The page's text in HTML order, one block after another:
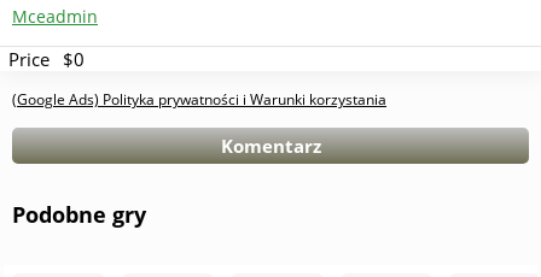
Mceadmin
Price $0
(Google Ads) Polityka prywatności i Warunki korzystania
Komentarz
Podobne gry